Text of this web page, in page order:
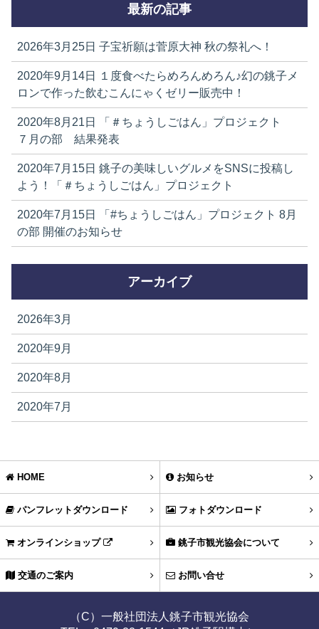
最新の記事
2026年3月25日 子宝祈願は菅原大神 秋の祭礼へ！
2020年9月14日
１度食べたらめろんめろん♪幻の銚子メ
ロンで作った飲むこんにゃくゼリー販売中！
2020年8月21日
「＃ちょうしごはん」プロジェクト
７月の部 結果発表
2020年7月15日 銚子の美味しいグルメをSNSに投稿し
よう！「＃ちょうしごはん」プロジェクト
2020年7月15日
「#ちょうしごはん」プロジェクト 8月
の部 開催のお知らせ
アーカイブ
2026年3月
2020年9月
2020年8月
2020年7月
HOME お知らせ
パンフレットダウンロード フォトダウンロード
オンラインショップ 銚子市観光協会について
交通のご案内 お問い合せ
（C）一般社団法人銚子市観光協会